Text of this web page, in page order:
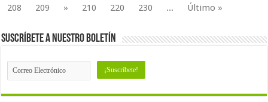
208
209 » 210 220 230 ... Último »
Suscríbete a nuestro Boletín